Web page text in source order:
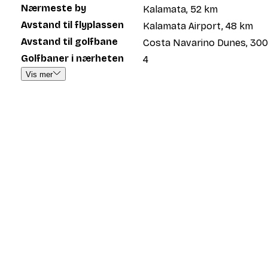
Nærmeste by
Kalamata, 52 km
Avstand til flyplassen
Kalamata Airport, 48 km
Avstand til golfbane
Costa Navarino Dunes,
Golfbaner i nærheten
4
Vis mer